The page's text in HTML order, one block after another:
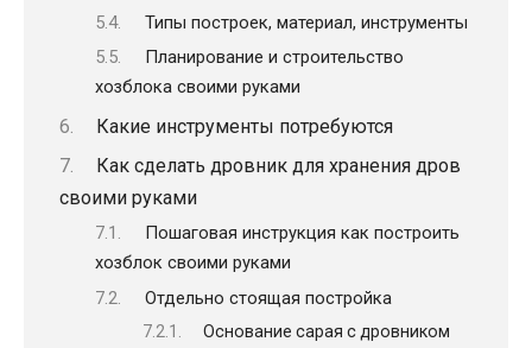
Типы построек, материал, инструменты
Планирование и строительство
хозблока своими руками
Какие инструменты потребуются
Как сделать дровник для хранения дров
своими руками
Пошаговая инструкция как построить
хозблок своими руками
Отдельно стоящая постройка
Основание сарая с дровником